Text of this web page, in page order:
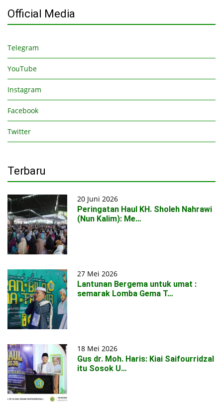
Official Media
Telegram
YouTube
Instagram
Facebook
Twitter
Terbaru
20 Juni 2026
Peringatan Haul KH. Sholeh Nahrawi
(Nun Kalim): Me…
27 Mei 2026
Lantunan Bergema untuk umat :
semarak Lomba Gema T…
18 Mei 2026
Gus dr. Moh. Haris: Kiai Saifourridzal
itu Sosok U…